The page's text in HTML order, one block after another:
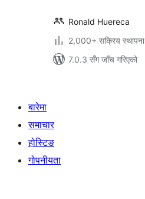
Ronald Huereca
2,000+ सक्रिय स्थापना
7.0.3 सँग जाँच गरिएको
बारेमा
समाचार
होस्टिङ
गोपनीयता